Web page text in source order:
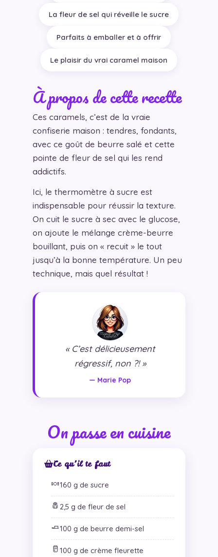
La fleur de sel qui réveille le sucre
Parfaits à emballer et à offrir
Le plaisir du vrai caramel maison
À propos de cette recette
Ces caramels, c’est de la vraie
confiserie maison : tendres, fondants,
avec ce goût de beurre salé et cette
pointe de fleur de sel qui les rend
addictifs.
Ici, le thermomètre à sucre est
indispensable pour réussir la texture.
On cuit le sucre à sec avec le glucose,
on ajoute le mélange crème-beurre
bouillant, puis on « recuit » le tout
jusqu’à la bonne température. Un peu
technique, mais quel résultat !
« C’est délicieusement
régressif, non ?! »
— Marie Pop
On passe en cuisine
Ce qu’il te faut
🍬160 g de sucre
🧂 2,5 g de fleur de sel
🧈100 g de beurre demi-sel
🥛 100 g de crème fleurette